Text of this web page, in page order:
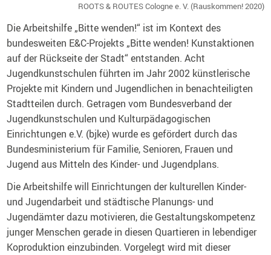
ROOTS & ROUTES Cologne e. V. (Rauskommen! 2020)
Die Arbeitshilfe „Bitte wenden!“ ist im Kontext des
bundesweiten E&C-Projekts „Bitte wenden! Kunstaktionen
auf der Rückseite der Stadt“ entstanden. Acht
Jugendkunstschulen führten im Jahr 2002 künstlerische
Projekte mit Kindern und Jugendlichen in benachteiligten
Stadtteilen durch. Getragen vom Bundesverband der
Jugendkunstschulen und Kulturpädagogischen
Einrichtungen e.V. (bjke) wurde es gefördert durch das
Bundesministerium für Familie, Senioren, Frauen und
Jugend aus Mitteln des Kinder- und Jugendplans.
Die Arbeitshilfe will Einrichtungen der kulturellen Kinder-
und Jugendarbeit und städtische Planungs- und
Jugendämter dazu motivieren, die Gestaltungskompetenz
junger Menschen gerade in diesen Quartieren in lebendiger
Koproduktion einzubinden. Vorgelegt wird mit dieser